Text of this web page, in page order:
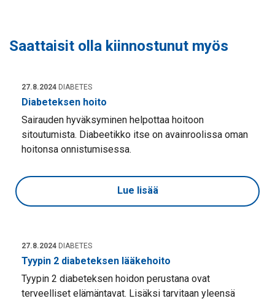
Saattaisit olla kiinnostunut myös
27.8.2024 DIABETES
Diabeteksen hoito
Sairauden hyväksyminen helpottaa hoitoon
sitoutumista. Diabeetikko itse on avainroolissa oman
hoitonsa onnistumisessa.
Lue lisää
27.8.2024 DIABETES
Tyypin 2 diabeteksen lääkehoito
Tyypin 2 diabeteksen hoidon perustana ovat
terveelliset elämäntavat. Lisäksi tarvitaan yleensä